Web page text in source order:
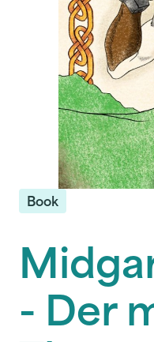
Book
- Der